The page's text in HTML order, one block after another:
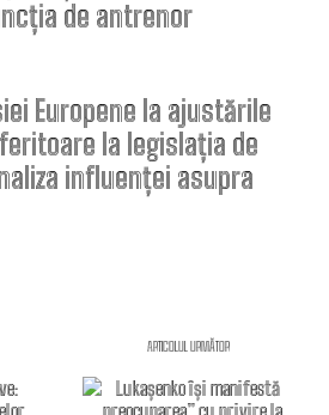
de antrenor
Europene la ajustările
la legislația de
influenței asupra
ARTICOLUL URMĂTOR